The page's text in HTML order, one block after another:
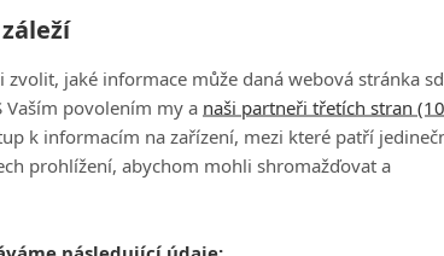
však stihl, zemřel. Roli proto získal
herectví dávno nevěnuje. Stáhla
bylo v případě Tomáše Holého,
zvolit, jaké informace může daná webová stránka
povolením my a naši partneři třetích stran
k informacím na zařízení, mezi které patří
prohlížení, abychom mohli shromažďovat a